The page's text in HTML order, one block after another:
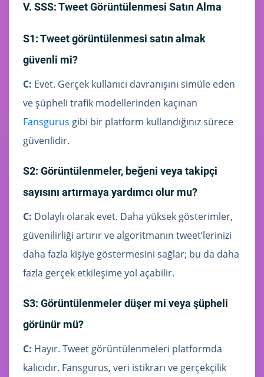
V. SSS: Tweet Görüntülenmesi Satın Alma
S1: Tweet görüntülenmesi satın almak
güvenli mi?
C: Evet. Gerçek kullanıcı davranışını simüle eden
ve şüpheli trafik modellerinden kaçınan
Fansgurus gibi bir platform kullandığınız sürece
güvenlidir.
S2: Görüntülenmeler, beğeni veya takipçi
sayısını artırmaya yardımcı olur mu?
C: Dolaylı olarak evet. Daha yüksek gösterimler,
güvenilirliği artırır ve algoritmanın tweet’lerinizi
daha fazla kişiye göstermesini sağlar; bu da daha
fazla gerçek etkileşime yol açabilir.
S3: Görüntülenmeler düşer mi veya şüpheli
görünür mü?
C: Hayır. Tweet görüntülenmeleri platformda
kalıcıdır. Fansgurus, veri istikrarı ve gerçekçilik